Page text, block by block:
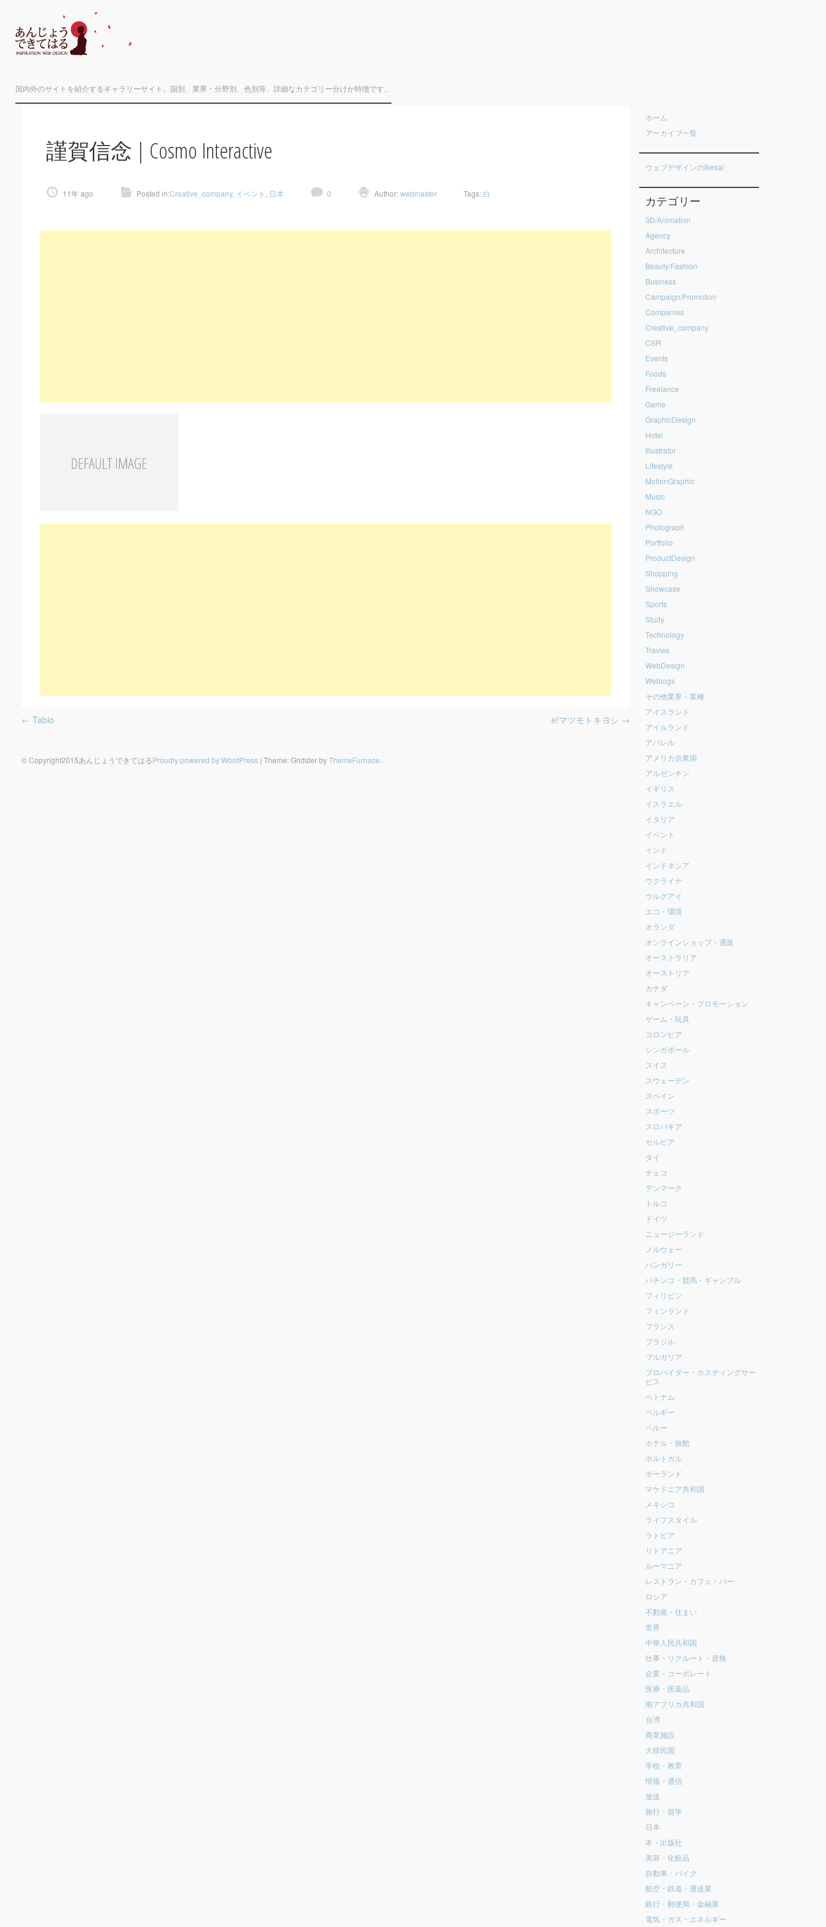
国内外のサイトを紹介するギャラリーサイト。国別、業界・分野別、色別等、詳細なカテゴリー分けが特徴です。
ホーム
アーカイブ一覧
ウェブデザインのikesai
カテゴリー
3D/Animation
Agency
Architecture
Beauty/Fashion
Business
Campaign/Promotion
Companies
Creative_company
CSR
Events
Foods
Freelance
Game
GraphicDesign
Hotel
Illustrator
Lifestyle
MotionGraphic
Music
NGO
Photograph
Portfolio
ProductDesign
Shopping
Showcase
Sports
Study
Technology
Travles
WebDesign
Weblogs
その他業界・業種
アイスランド
アイルランド
アパレル
アメリカ合衆国
アルゼンチン
イギリス
イスラエル
イタリア
イベント
インド
インドネシア
ウクライナ
ウルグアイ
エコ・環境
オランダ
オンラインショップ・通販
オーストラリア
オーストリア
カナダ
キャンペーン・プロモーション
ゲーム・玩具
コロンビア
シンガポール
スイス
スウェーデン
スペイン
スポーツ
スロバキア
セルビア
タイ
チェコ
デンマーク
トルコ
ドイツ
ニュージーランド
ノルウェー
ハンガリー
パチンコ・競馬・ギャンブル
フィリピン
フィンランド
フランス
ブラジル
ブルガリア
プロバイダー・ホスティングサー
ビス
ベトナム
ベルギー
ペルー
ホテル・旅館
ポルトガル
ポーランド
マケドニア共和国
メキシコ
ライフスタイル
ラトビア
リトアニア
ルーマニア
レストラン・カフェ・バー
ロシア
不動産・住まい
世界
中華人民共和国
仕事・リクルート・資格
企業・コーポレート
医療・医薬品
南アフリカ共和国
台湾
商業施設
大韓民国
学校・教育
情報・通信
放送
旅行・留学
日本
本・出版社
美容・化粧品
自動車・バイク
航空・鉄道・運送業
銀行・郵便局・金融業
電気・ガス・エネルギー
謹賀信念 | Cosmo Interactive
11年 ago Posted in:Creative_company, イベント 日本 0 Author:webmaster Tags: 白
← Tabio e!マツモトキヨシ →
© Copyright2015あんじょうできてはるProudly powered by WordPress | Theme: Gridster byThemeFurnace